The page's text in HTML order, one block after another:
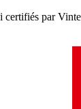
certifiés par